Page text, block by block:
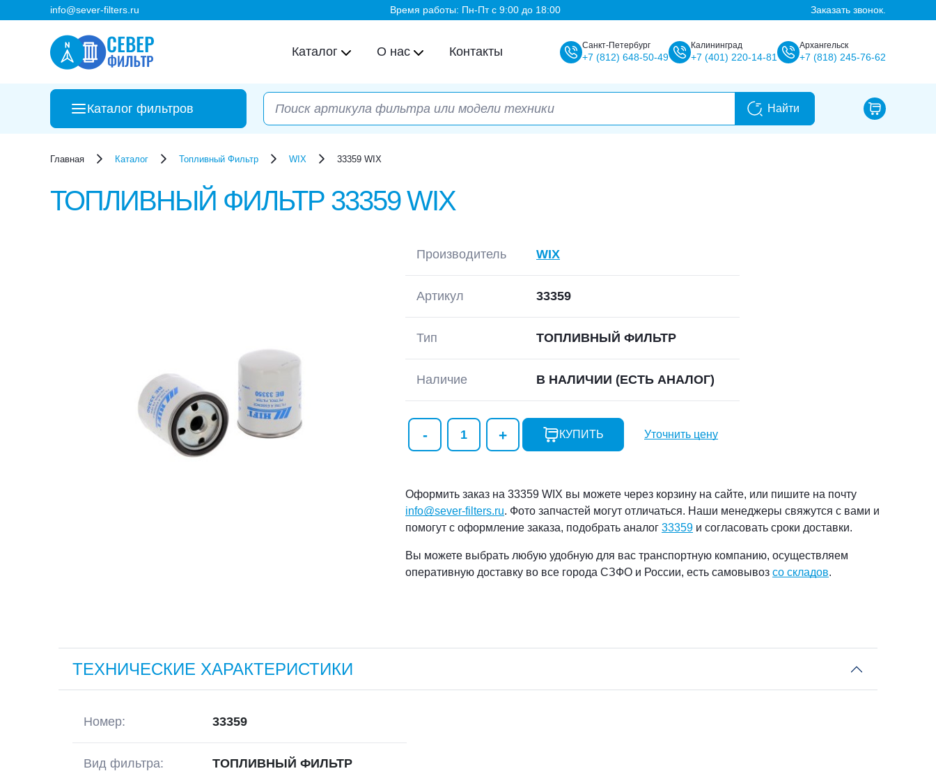
info@sever-filters.ru Время работы: Пн-Пт с 9:00 до 18:00 Заказать звонок.
Каталог О нас Контакты Санкт-Петербург
+7 (812) 648-50-49
Калининград
+7 (401) 220-14-81
Архангельск
+7 (818) 245-76-62
Каталог фильтров
Главная Каталог Топливный Фильтр WIX 33359 WIX
ТОПЛИВНЫЙ ФИЛЬТР 33359 WIX
Производитель WIX
Артикул 33359
Тип ТОПЛИВНЫЙ ФИЛЬТР
Наличие В НАЛИЧИИ (ЕСТЬ АНАЛОГ)
КУПИТЬ Уточнить цену
Оформить заказ на 33359 WIX вы можете через корзину на сайте, или пишите на почту
info@sever-filters.ru. Фото запчастей могут отличаться. Наши менеджеры свяжутся с вами и
помогут с оформление заказа, подобрать аналог 33359 и согласовать сроки доставки.
Вы можете выбрать любую удобную для вас транспортную компанию, осуществляем
оперативную доставку во все города СЗФО и России, есть самовывоз со складов.
ТЕХНИЧЕСКИЕ ХАРАКТЕРИСТИКИ
Номер: 33359
Вид фильтра: ТОПЛИВНЫЙ ФИЛЬТР